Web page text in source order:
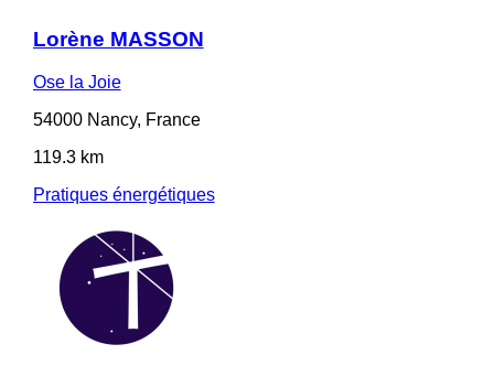
Lorène MASSON
Ose la Joie
54000 Nancy, France
119.3 km
Pratiques énergétiques